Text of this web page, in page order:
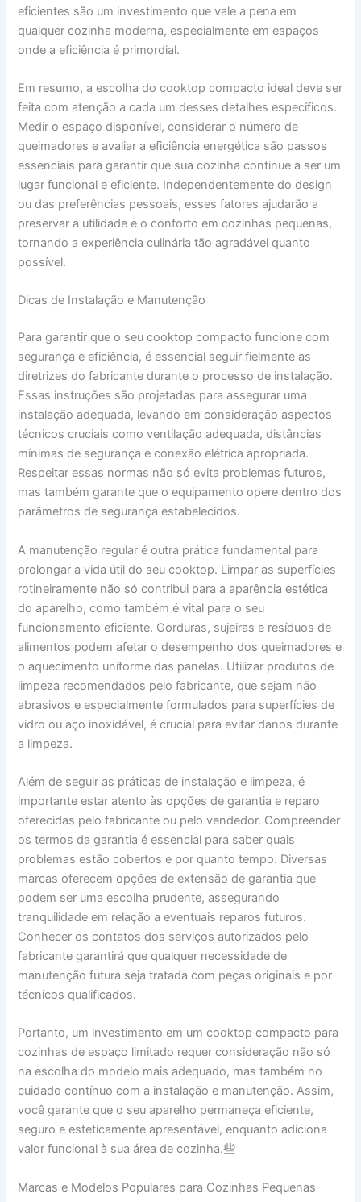
eficientes são um investimento que vale a pena em
qualquer cozinha moderna, especialmente em espaços
onde a eficiência é primordial.
Em resumo, a escolha do cooktop compacto ideal deve ser
feita com atenção a cada um desses detalhes específicos.
Medir o espaço disponível, considerar o número de
queimadores e avaliar a eficiência energética são passos
essenciais para garantir que sua cozinha continue a ser um
lugar funcional e eficiente. Independentemente do design
ou das preferências pessoais, esses fatores ajudarão a
preservar a utilidade e o conforto em cozinhas pequenas,
tornando a experiência culinária tão agradável quanto
possível.
Dicas de Instalação e Manutenção
Para garantir que o seu cooktop compacto funcione com
segurança e eficiência, é essencial seguir fielmente as
diretrizes do fabricante durante o processo de instalação.
Essas instruções são projetadas para assegurar uma
instalação adequada, levando em consideração aspectos
técnicos cruciais como ventilação adequada, distâncias
mínimas de segurança e conexão elétrica apropriada.
Respeitar essas normas não só evita problemas futuros,
mas também garante que o equipamento opere dentro dos
parâmetros de segurança estabelecidos.
A manutenção regular é outra prática fundamental para
prolongar a vida útil do seu cooktop. Limpar as superfícies
rotineiramente não só contribui para a aparência estética
do aparelho, como também é vital para o seu
funcionamento eficiente. Gorduras, sujeiras e resíduos de
alimentos podem afetar o desempenho dos queimadores e
o aquecimento uniforme das panelas. Utilizar produtos de
limpeza recomendados pelo fabricante, que sejam não
abrasivos e especialmente formulados para superfícies de
vidro ou aço inoxidável, é crucial para evitar danos durante
a limpeza.
Além de seguir as práticas de instalação e limpeza, é
importante estar atento às opções de garantia e reparo
oferecidas pelo fabricante ou pelo vendedor. Compreender
os termos da garantia é essencial para saber quais
problemas estão cobertos e por quanto tempo. Diversas
marcas oferecem opções de extensão de garantia que
podem ser uma escolha prudente, assegurando
tranquilidade em relação a eventuais reparos futuros.
Conhecer os contatos dos serviços autorizados pelo
fabricante garantirá que qualquer necessidade de
manutenção futura seja tratada com peças originais e por
técnicos qualificados.
Portanto, um investimento em um cooktop compacto para
cozinhas de espaço limitado requer consideração não só
na escolha do modelo mais adequado, mas também no
cuidado contínuo com a instalação e manutenção. Assim,
você garante que o seu aparelho permaneça eficiente,
seguro e esteticamente apresentável, enquanto adiciona
valor funcional à sua área de cozinha.些
Marcas e Modelos Populares para Cozinhas Pequenas